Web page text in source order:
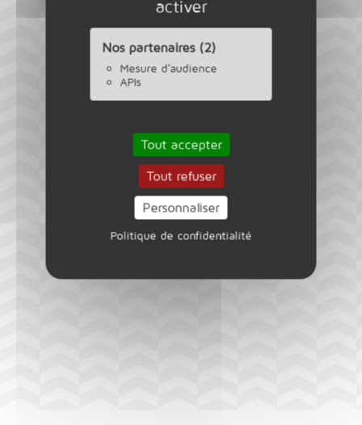
activer
Nos partenaires (2)
Mesure d'audience
APIs
Tout accepter
Tout refuser
Personnaliser
Politique de confidentialité